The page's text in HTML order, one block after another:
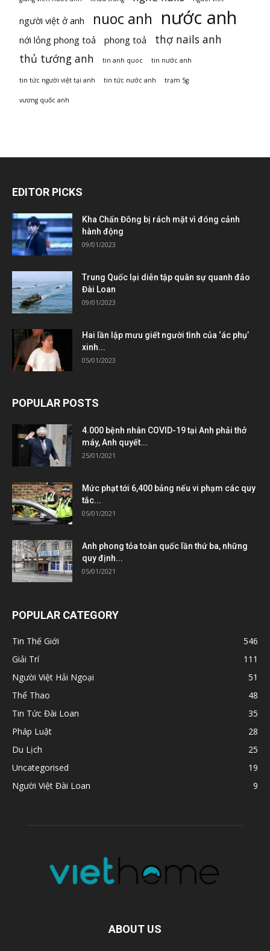
người việt ở anh nuoc anh nước anh
nới lỏng phong toả phong toả
thợ nails anh
thủ tướng anh
tin anh quoc tin nước anh
tin tức người việt tại anh tin tức nước anh trạm 5g
vương quốc anh
EDITOR PICKS
Kha Chấn Đông bị rách mặt vì đóng cảnh
hành động
09/01/2023
Trung Quốc lại diễn tập quân sự quanh đảo
Đài Loan
09/01/2023
Hai lần lập mưu giết người tình của ‘ác phụ’
xinh...
05/01/2023
POPULAR POSTS
4.000 bệnh nhân COVID-19 tại Anh phải thở
máy, Anh quyết...
25/01/2021
Mức phạt tới 6,400 bảng nếu vi phạm các quy
tắc...
05/01/2021
Anh phong tỏa toàn quốc lần thứ ba, những
quy định...
05/01/2021
POPULAR CATEGORY
Tin Thế Giới
546
Giải Trí
111
Người Việt Hải Ngoại
51
Thể Thao
48
Tin Tức Đài Loan
35
Pháp Luật
28
Du Lịch
25
Uncategorised
19
Người Việt Đài Loan
9
ABOUT US